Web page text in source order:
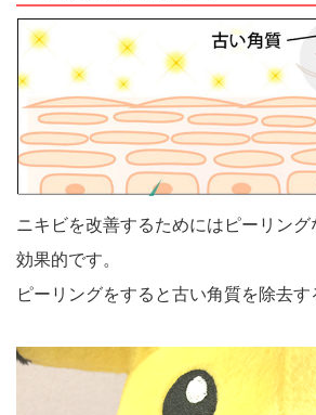
ニキビを改善するためにはピーリン
効果的です。
ピーリングをすると古い角質を除去す